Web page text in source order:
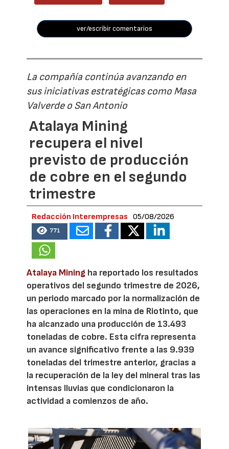
ver/escribir comentarios
La compañía continúa avanzando en
sus iniciativas estratégicas como Masa
Valverde o San Antonio
Atalaya Mining
recupera el nivel
previsto de producción
de cobre en el segundo
trimestre
Redacción Interempresas 05/08/2026
771
Atalaya Mining ha reportado los resultados
operativos del segundo trimestre de 2026,
un periodo marcado por la normalización de
las operaciones en la mina de Riotinto, que
ha alcanzado una producción de 13.493
toneladas de cobre. Esta cifra representa
un avance significativo frente a las 9.939
toneladas del trimestre anterior, gracias a
la recuperación de la ley del mineral tras las
intensas lluvias que condicionaron la
actividad a comienzos de año.